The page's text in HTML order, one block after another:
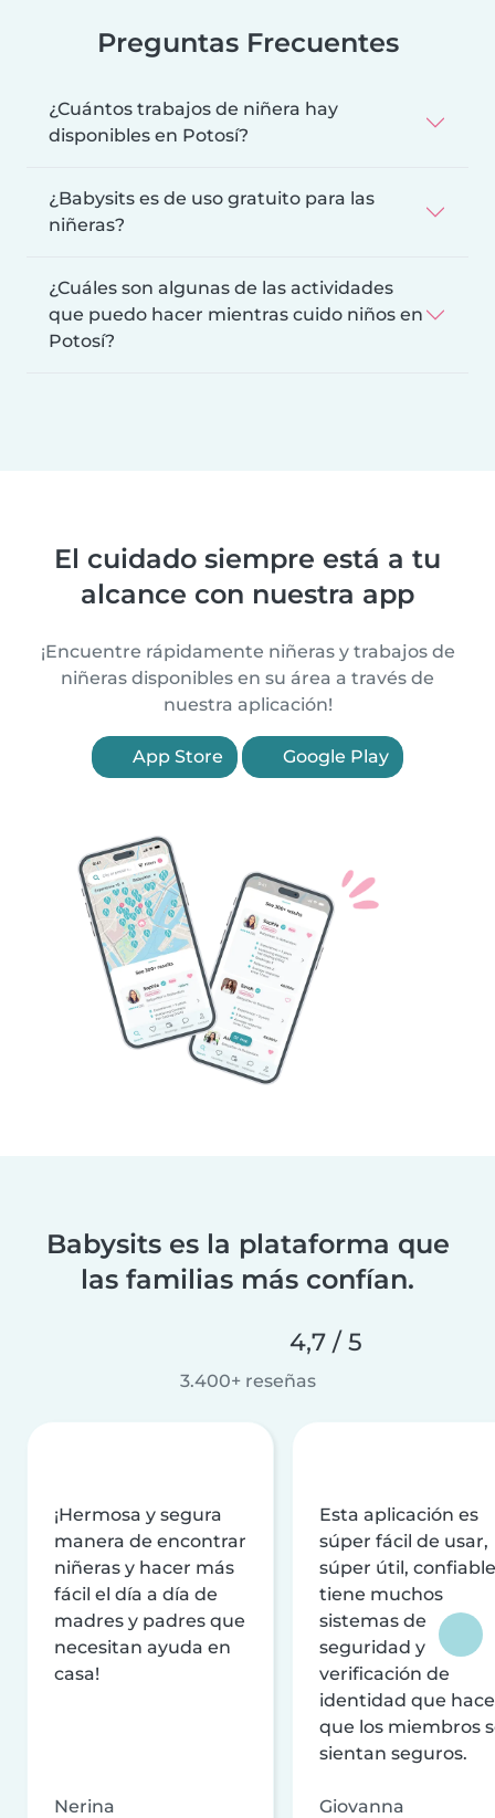
Preguntas Frecuentes
¿Cuántos trabajos de niñera hay
disponibles en Potosí?
¿Babysits es de uso gratuito para las
niñeras?
¿Cuáles son algunas de las actividades
que puedo hacer mientras cuido niños en
Potosí?
El cuidado siempre está a tu
alcance con nuestra app
¡Encuentre rápidamente niñeras y trabajos de
niñeras disponibles en su área a través de
nuestra aplicación!
App Store Google Play
Babysits es la plataforma que
las familias más confían.
4,7 / 5
3.400+ reseñas
¡Hermosa y segura
manera de encontrar
niñeras y hacer más
fácil el día a día de
madres y padres que
necesitan ayuda en
casa!
Nerina
Esta aplicación es
súper fácil de usar,
súper útil,
tiene muchos
sistemas de
seguridad y
verificación de
identidad que
que los miembros
sientan seguros.
Giovanna